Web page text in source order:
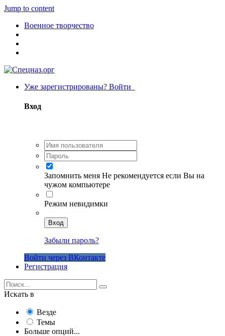
Jump to content
Военное творчество
Уже зарегистрированы? Войти
Вход
Запомнить меня Не рекомендуется если Вы на
чужом компьютере
Режим невидимки
Вход
Забыли пароль?
Войти через ВКонтакте
Регистрация
Искать в
Везде
Темы
Больше опций...